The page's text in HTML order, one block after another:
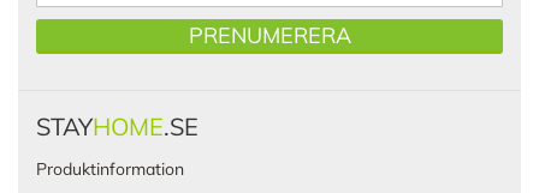
PRENUMERERA
STAYHOME.SE
Produktinformation